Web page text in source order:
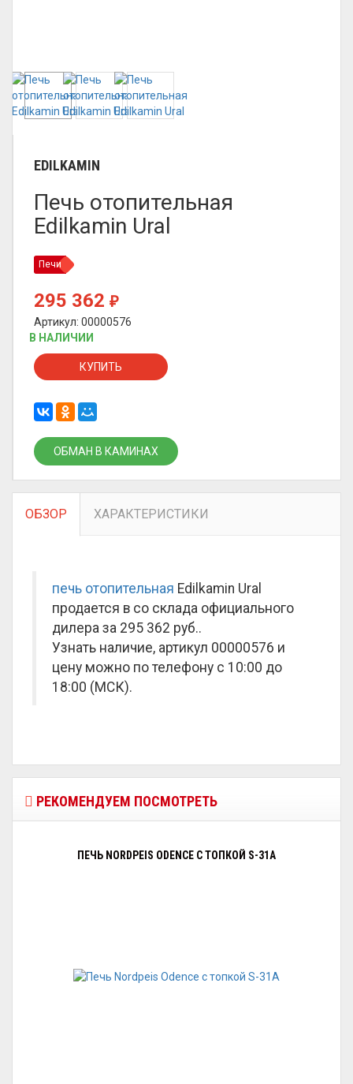
EDILKAMIN
Печь отопительная
Edilkamin Ural
Печи
295 362 ₽
Артикул: 00000576
В НАЛИЧИИ
КУПИТЬ
ОБМАН В КАМИНАХ
ОБЗОР ХАРАКТЕРИСТИКИ
печь отопительная Edilkamin Ural
продается в со склада официального
дилера за 295 362 руб..
Узнать наличие, артикул 00000576 и
цену можно по телефону с 10:00 до
18:00 (МСК).
РЕКОМЕНДУЕМ ПОСМОТРЕТЬ
ПЕЧЬ NORDPEIS ODENCE С ТОПКОЙ S-31A